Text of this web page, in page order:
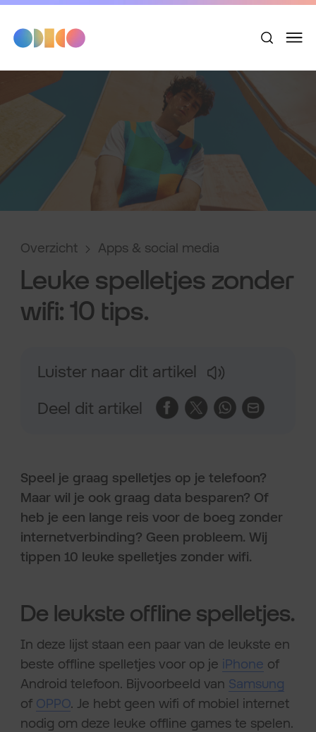
Overzicht Apps & social media
Leuke spelletjes zonder
wifi: 10 tips.
Luister naar dit artikel
Deel dit artikel
Speel je graag spelletjes op je telefoon?
Maar wil je ook graag data besparen? Of
heb je een lange reis voor de boeg zonder
internetverbinding? Geen probleem. Wij
tippen 10 leuke spelletjes zonder wifi.
De leukste offline spelletjes.
In deze lijst staan een paar van de leukste en
beste offline spelletjes voor op je iPhone of
Android telefoon. Bijvoorbeeld van Samsung
of OPPO. Je hebt geen wifi of mobiel internet
nodig om deze leuke offline games te spelen.